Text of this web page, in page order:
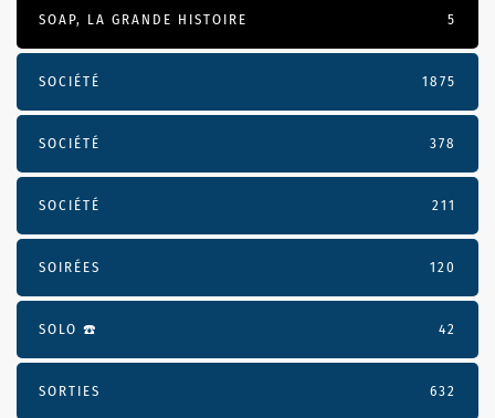
SOAP, LA GRANDE HISTOIRE 5
SOCIÉTÉ 1875
SOCIÉTÉ 378
SOCIÉTÉ 211
SOIRÉES 120
SOLO ☎️ 42
SORTIES 632